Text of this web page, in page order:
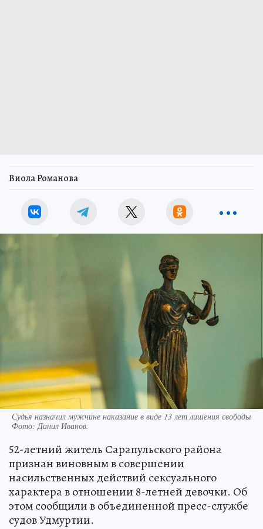
Виола Романова
Судья назначил мужчине наказание в виде 13 лет лишения свободы
Фото:Данил Иванов.
52-летний житель Сарапульского района
признан виновным в совершении
насильственных действий сексуального
характера в отношении 8-летней девочки. Об
этом сообщили в объединенной пресс-службе
судов Удмуртии.